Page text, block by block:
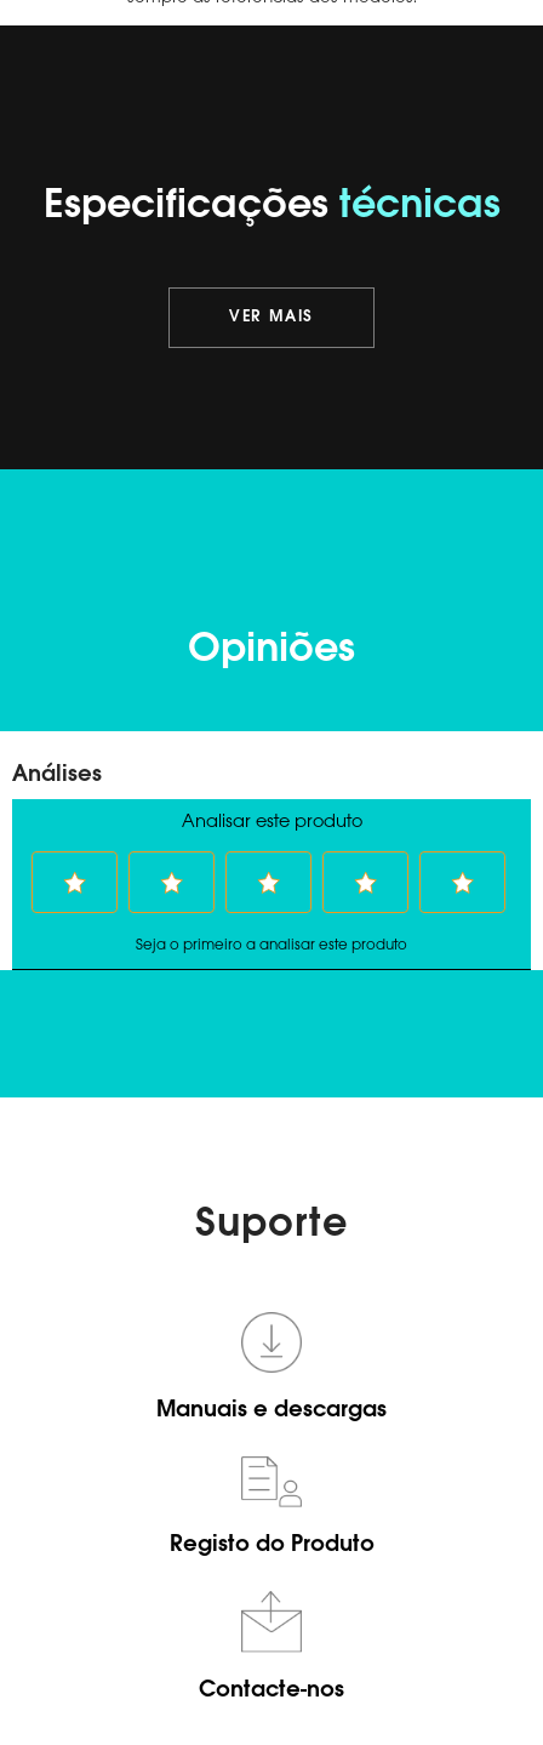
Especificações técnicas
VER MAIS
Opiniões
Suporte
Manuais e descargas
Registo do Produto
Contacte-nos